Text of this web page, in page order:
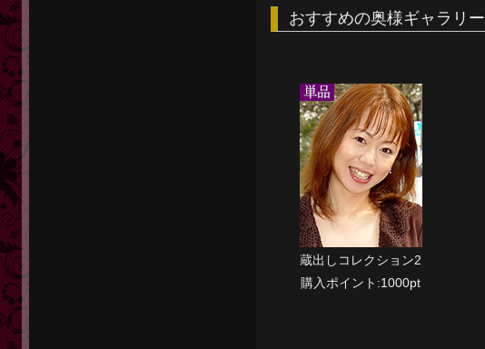
おすすめの奥様ギャラリー
蔵出しコレクション2
購入ポイント:1000pt